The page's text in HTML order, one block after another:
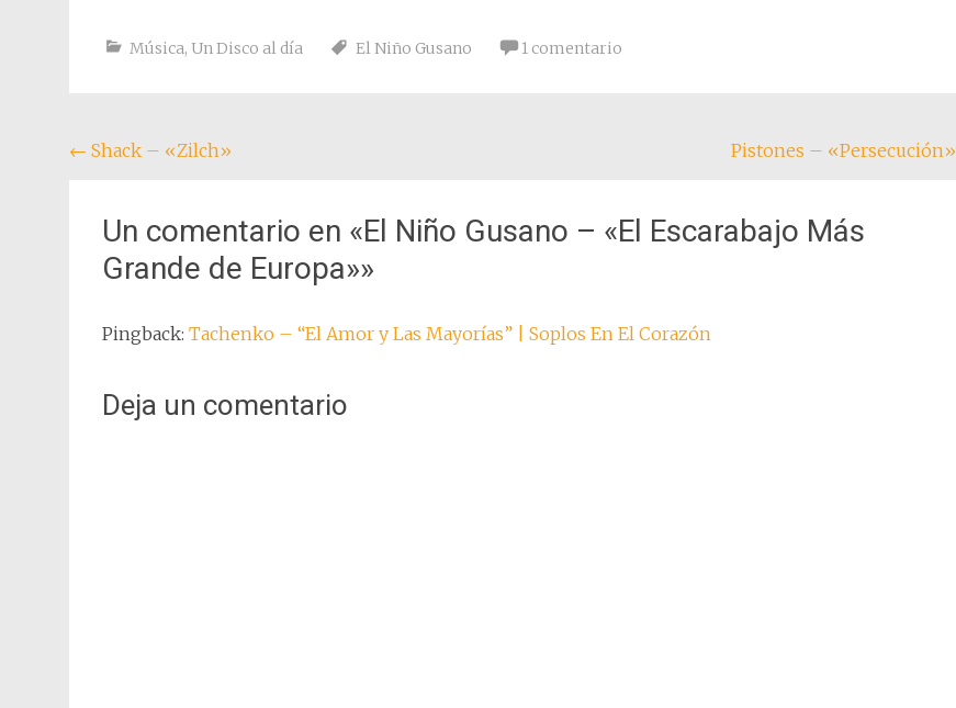
Música, Un Disco al día El Niño Gusano 1 comentario
Navegación
entradas
← Shack – «Zilch» Pistones – «Persecución»
Un comentario en «El Niño Gusano – «El Escarabajo Más
Grande de Europa»»
Pingback: Tachenko – “El Amor y Las Mayorías” | Soplos En El Corazón
Deja un comentario